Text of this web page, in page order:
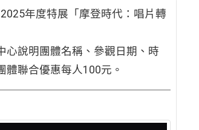
年度特展「摩登時代：唱片轉
心說明團體名稱、參觀日期、時
聯合優惠每人100元。